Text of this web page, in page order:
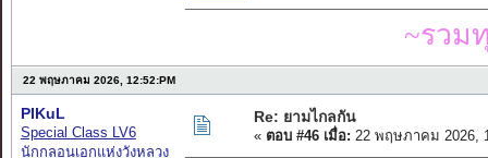
~รวม
22 พฤษภาคม 2026, 12:52:PM
PIKuL
Special Class LV6
นักกลอนเอกแห่งวังหลวง
Re: ยามไกลกัน
« ตอบ #46 เมื่อ: 22 พฤษภาคม 2026,